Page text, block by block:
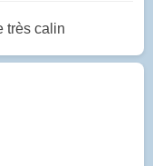
très calin